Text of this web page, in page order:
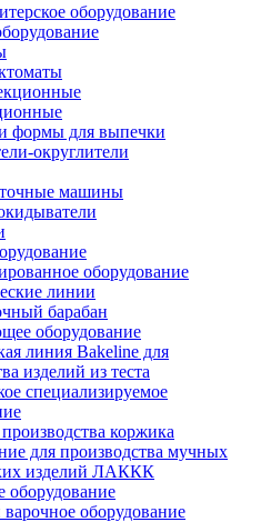
оборудование
формы для выпечки
округлители
машины
оборудование
линии
барабан
оборудование
линия Bakeline для
изделий из теста
специализируемое
коржика
для производства мучных
изделий ЛАККК
оборудование
оборудование